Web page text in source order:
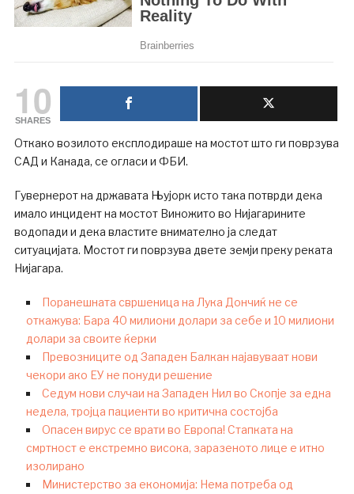
10
SHARES
Откако возилото експлодираше на мостот што ги поврзува
САД и Канада, се огласи и ФБИ.
Гувернерот на државата Њујорк исто така потврди дека
имало инцидент на мостот Виножито во Нијагарините
водопади и дека властите внимателно ја следат
ситуацијата. Мостот ги поврзува двете земји преку реката
Нијагара.
Поранешната свршеница на Лука Дончиќ не се
откажува: Бара 40 милиони долари за себе и 10 милиони
долари за своите ќерки
Превозниците од Западен Балкан најавуваат нови
чекори ако ЕУ не понуди решение
Седум нови случаи на Западен Нил во Скопје за една
недела, тројца пациенти во критична состојба
Опасен вирус се врати во Европа! Стапката на
смртност е екстремно висока, заразеното лице е итно
изолирано
Министерство за економија: Нема потреба од